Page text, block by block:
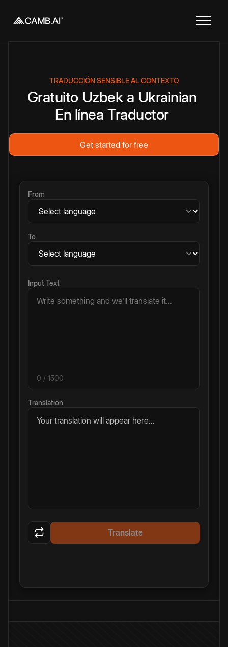
TRADUCCIÓN SENSIBLE AL CONTEXTO
Gratuito Uzbek a Ukrainian
En línea Traductor
Get started for free
From
To
Input Text
0 / 1500
Translation
Your translation will appear here...
Translate